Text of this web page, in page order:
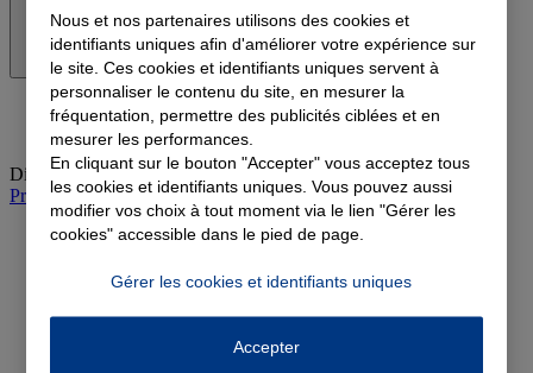
Dimanche: Fermé
Prendre rendez-vous à l'agence
Nous et nos partenaires utilisons des cookies et
identifiants uniques afin d'améliorer votre expérience sur
le site. Ces cookies et identifiants uniques servent à
personnaliser le contenu du site, en mesurer la
fréquentation, permettre des publicités ciblées et en
mesurer les performances.
En cliquant sur le bouton "Accepter" vous acceptez tous
les cookies et identifiants uniques. Vous pouvez aussi
modifier vos choix à tout moment via le lien "Gérer les
cookies" accessible dans le pied de page.
Gérer les cookies et identifiants uniques
Accepter